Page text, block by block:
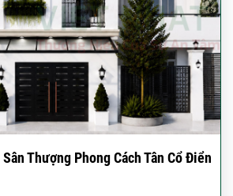
Thượng Phong Cách Tân Cổ Điển